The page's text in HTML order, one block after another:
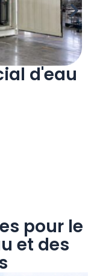
et
pour le
et des